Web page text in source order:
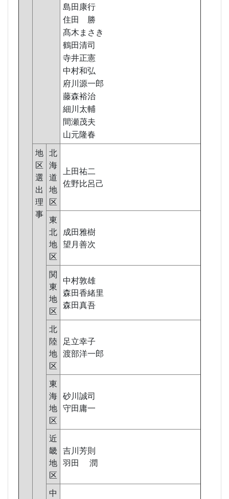
島田康行
住田 勝
髙木まさき
鶴田清司
寺井正憲
中村和弘
府川源一郎
藤森裕治
細川太輔
間瀬茂夫
山元隆春
地
区
選
出
理
事
北
海
道
地
区
上田祐二
佐野比呂己
東
北
地
区
成田雅樹
望月善次
関
東
地
区
中村敦雄
森田香緒里
森田真吾
北
陸
地
区
足立幸子
渡部洋一郎
東
海
地
区
砂川誠司
守田庸一
近
畿
地
区
吉川芳則
羽田 潤
中